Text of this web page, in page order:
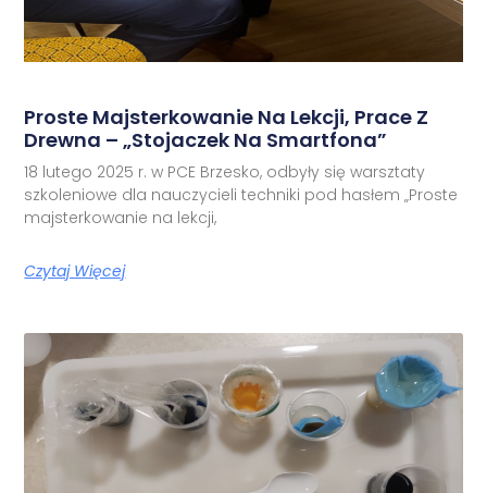
Proste Majsterkowanie Na Lekcji, Prace Z
Drewna – „Stojaczek Na Smartfona”
18 lutego 2025 r. w PCE Brzesko, odbyły się warsztaty
szkoleniowe dla nauczycieli techniki pod hasłem „Proste
majsterkowanie na lekcji,
Czytaj Więcej